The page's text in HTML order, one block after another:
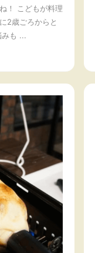
！ こどもが料理
2歳ごろからと
も ...